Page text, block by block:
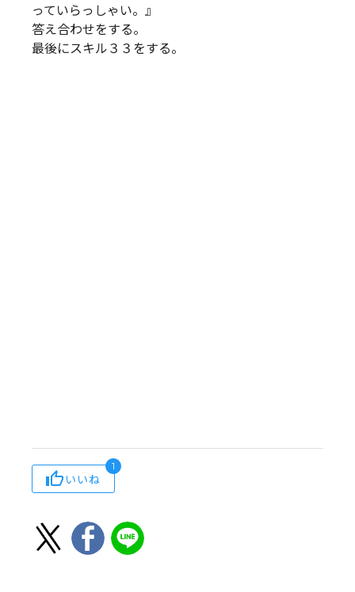
っていらっしゃい。』
答え合わせをする。
最後にスキル３３をする。
いいね
1